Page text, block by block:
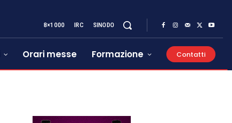
8×1000 IRC SINODO
Orari messe Formazione Contatti